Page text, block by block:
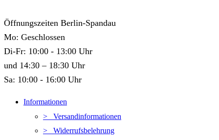
Öffnungszeiten Berlin-Spandau
Mo: Geschlossen
Di-Fr: 10:00 - 13:00 Uhr
und 14:30 – 18:30 Uhr
Sa: 10:00 - 16:00 Uhr
Informationen
> Versandinformationen
> Widerrufsbelehrung